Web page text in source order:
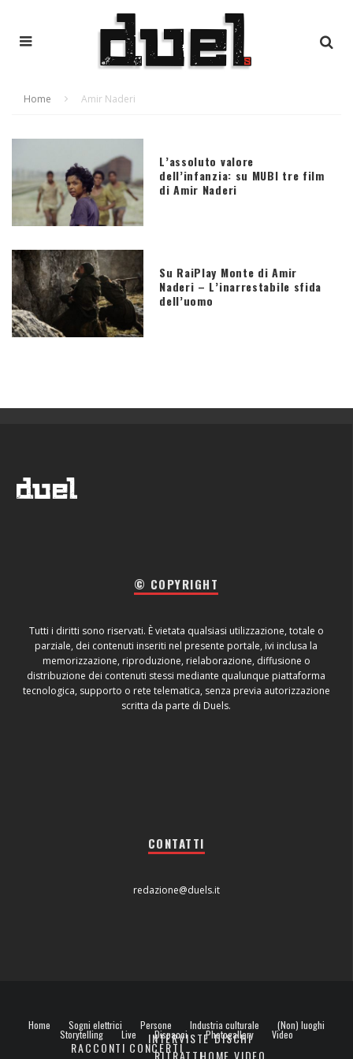
Home Amir Naderi
L’assoluto valore
dell’infanzia: su MUBI tre film
di Amir Naderi
Su RaiPlay Monte di Amir
Naderi – L’inarrestabile sfida
dell’uomo
© COPYRIGHT
Tutti i diritti sono riservati. È vietata qualsiasi utilizzazione, totale o
parziale, dei contenuti inseriti nel presente portale, ivi inclusa la
memorizzazione, riproduzione, rielaborazione, diffusione o
distribuzione dei contenuti stessi mediante qualunque piattaforma
tecnologica, supporto o rete telematica, senza previa autorizzazione
scritta da parte di Duels.
CONTATTI
redazione@duels.it
Home Sogni elettrici Persone
INTERVISTE
Industria culturale
DISCHI
(Non) luoghi
Storytelling
RACCONTI
Live
CONCERTI
Dispacci Photogallery Video